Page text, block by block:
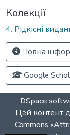
Колекції
4. Рідкісні
Повна
Google
DSpace
Цей контент
Commons